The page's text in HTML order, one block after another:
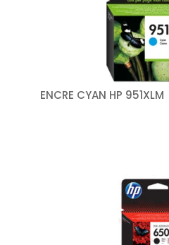
ENCRE CYAN HP 951XLM